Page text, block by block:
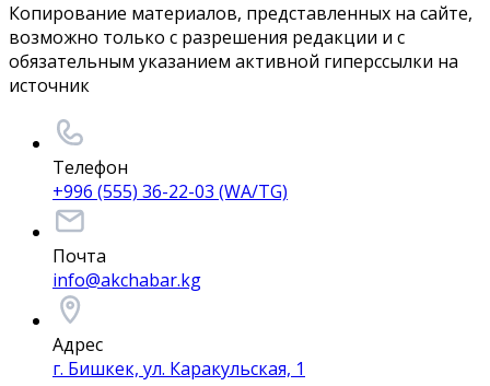
Копирование материалов, представленных на сайте,
возможно только с разрешения редакции и с
обязательным указанием активной гиперссылки на
источник
Телефон
+996 (555) 36-22-03 (WA/TG)
Почта
info@akchabar.kg
Адрес
г. Бишкек, ул. Каракульская, 1